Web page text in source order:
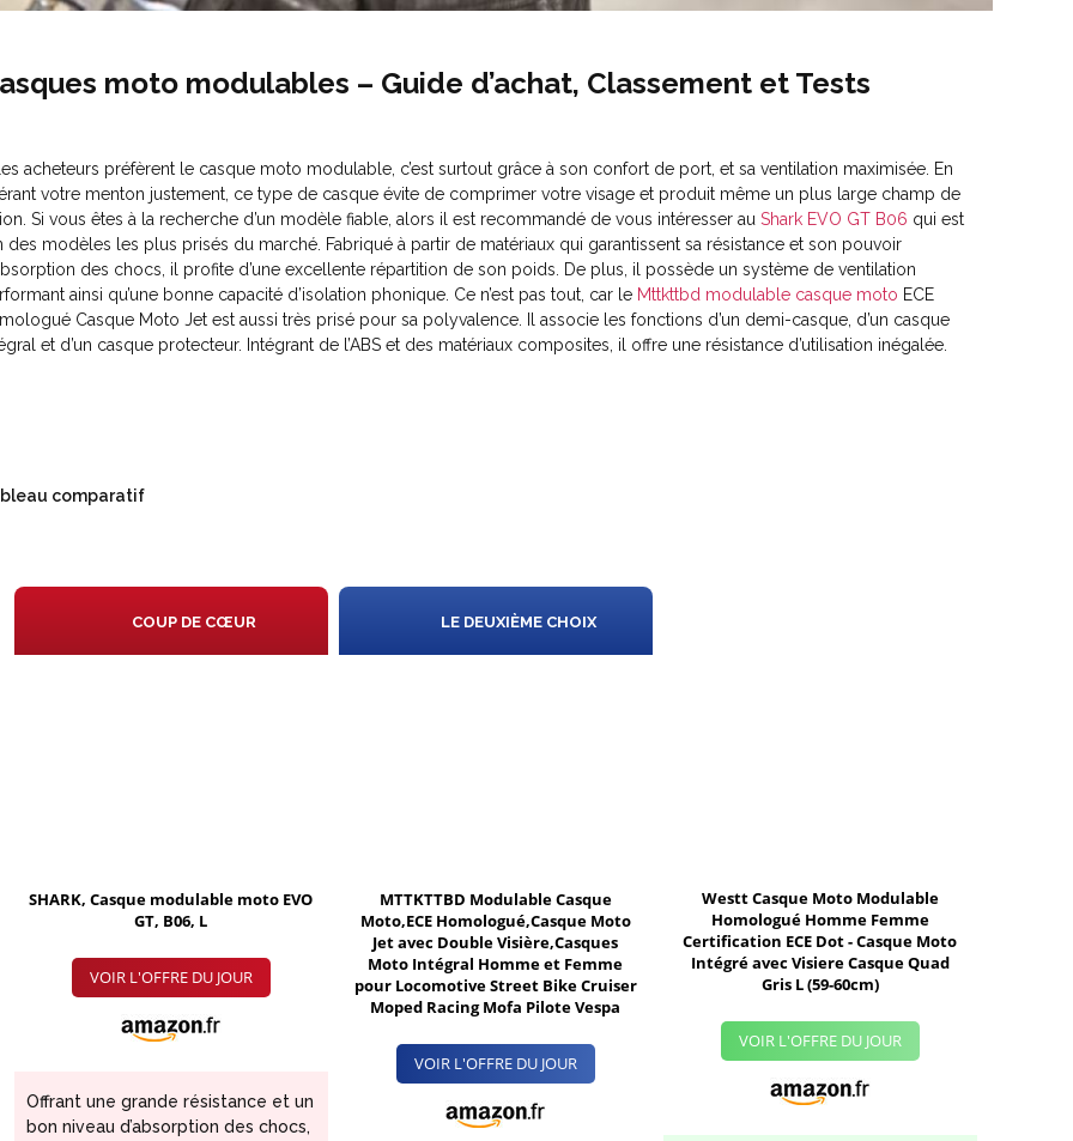
moto modulables – Guide d’achat, Classement et Tests
acheteurs préfèrent le casque moto modulable, c’est surtout grâce à son confort de port, et sa ventilation maximisée. En
votre menton justement, ce type de casque évite de comprimer votre visage et produit même un plus large champ de
Si vous êtes à la recherche d’un modèle fiable, alors il est recommandé de vous intéresser auShark EVO GT B06 qui est
des modèles les plus prisés du marché. Fabriqué à partir de matériaux qui garantissent sa résistance et son pouvoir
des chocs, il profite d’une excellente répartition de son poids. De plus, il possède un système de ventilation
ainsi qu’une bonne capacité d’isolation phonique. Ce n’est pas tout, car le Mttkttbd modulable casque moto ECE
Casque Moto Jet est aussi très prisé pour sa polyvalence. Il associe les fonctions d’un demi-casque, d’un casque
et d’un casque protecteur. Intégrant de l’ABS et des matériaux composites, il offre une résistance d’utilisation inégalée.
comparatif
COUP DE CŒUR
SHARK, Casque modulable moto EVO
GT, B06, L
VOIR L'OFFRE DU JOUR
Offrant une grande résistance et un
bon niveau d’absorption des chocs,
LE DEUXIÈME CHOIX
MTTKTTBD Modulable Casque
Moto,ECE Homologué,Casque Moto
Jet avec Double Visière,Casques
Moto Intégral Homme et Femme
pour Locomotive Street Bike Cruiser
Moped Racing Mofa Pilote Vespa
VOIR L'OFFRE DU JOUR
Westt Casque Moto Modulable
Homologué Homme Femme
Certification ECE Dot - Casque Moto
Intégré avec Visiere Casque Quad
Gris L (59-60cm)
VOIR L'OFFRE DU JOUR